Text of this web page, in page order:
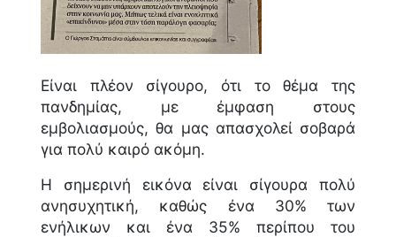
Είναι πλέον σίγουρο, ότι το θέμα της
πανδημίας, με έμφαση στους
εμβολιασμούς, θα μας απασχολεί σοβαρά
για πολύ καιρό ακόμη.
Η σημερινή εικόνα είναι σίγουρα πολύ
ανησυχητική, καθώς ένα 30% των
ενήλικων και ένα 35% περίπου του